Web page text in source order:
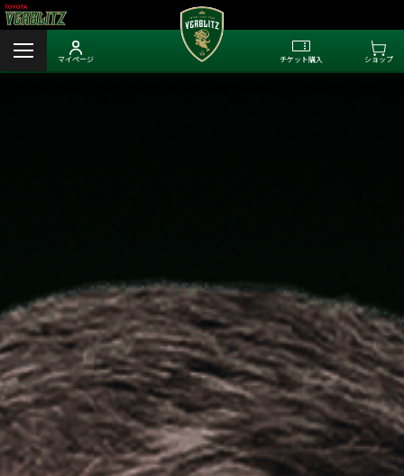
マイページ チケット購入 ショップ